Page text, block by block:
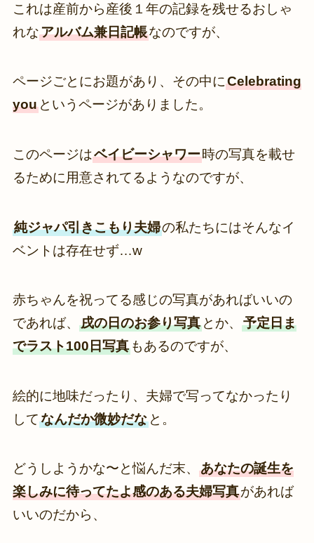
これは産前から産後１年の記録を残せるおしゃ
れなアルバム兼日記帳なのですが、
ページごとにお題があり、その中にCelebrating
youというページがありました。
このページはベイビーシャワー時の写真を載せ
るために用意されてるようなのですが、
純ジャパ引きこもり夫婦の私たちにはそんなイ
ベントは存在せず…w
赤ちゃんを祝ってる感じの写真があればいいの
であれば、 戌の日のお参り写真とか、 予定日ま
でラスト100日写真もあるのですが、
絵的に地味だったり、夫婦で写ってなかったり
してなんだか微妙だなと。
どうしようかな〜と悩んだ末、 あなたの誕生を
楽しみに待ってたよ感のある夫婦写真があれば
いいのだから、